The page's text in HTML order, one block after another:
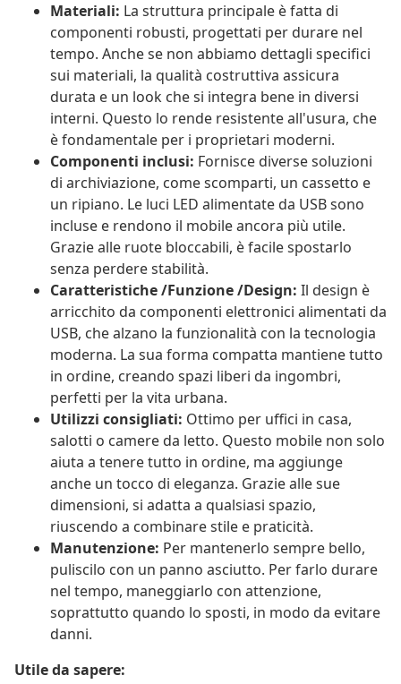
Materiali: La struttura principale è fatta di
componenti robusti, progettati per durare nel
tempo. Anche se non abbiamo dettagli specifici
sui materiali, la qualità costruttiva assicura
durata e un look che si integra bene in diversi
interni. Questo lo rende resistente all'usura, che
è fondamentale per i proprietari moderni.
Componenti inclusi: Fornisce diverse soluzioni
di archiviazione, come scomparti, un cassetto e
un ripiano. Le luci LED alimentate da USB sono
incluse e rendono il mobile ancora più utile.
Grazie alle ruote bloccabili, è facile spostarlo
senza perdere stabilità.
Caratteristiche /Funzione /Design: Il design è
arricchito da componenti elettronici alimentati da
USB, che alzano la funzionalità con la tecnologia
moderna. La sua forma compatta mantiene tutto
in ordine, creando spazi liberi da ingombri,
perfetti per la vita urbana.
Utilizzi consigliati: Ottimo per uffici in casa,
salotti o camere da letto. Questo mobile non solo
aiuta a tenere tutto in ordine, ma aggiunge
anche un tocco di eleganza. Grazie alle sue
dimensioni, si adatta a qualsiasi spazio,
riuscendo a combinare stile e praticità.
Manutenzione: Per mantenerlo sempre bello,
puliscilo con un panno asciutto. Per farlo durare
nel tempo, maneggiarlo con attenzione,
soprattutto quando lo sposti, in modo da evitare
danni.
Utile da sapere: